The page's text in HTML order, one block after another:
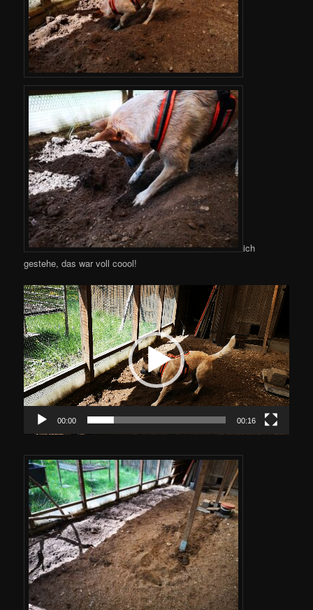
ich
gestehe, das war voll coool!
Video-
Player
00:00 00:16